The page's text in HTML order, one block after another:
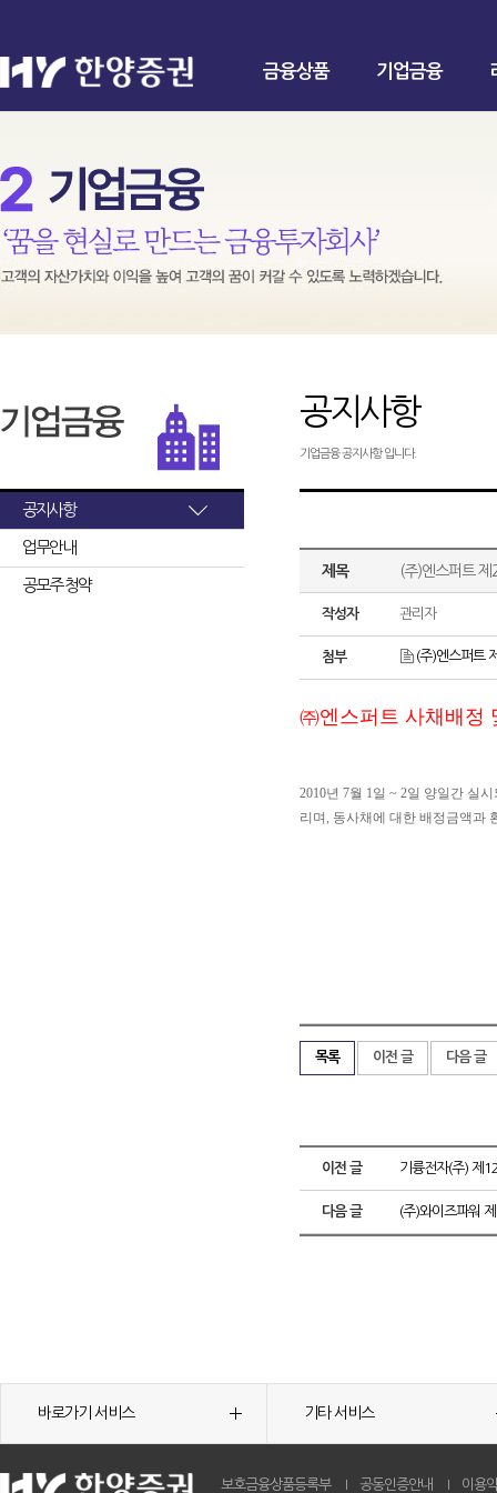
금융상품 기업금융
공지사항
업무안내
공모주 청약
공지사항
기업금융 공지사항 입니다.
제목 (주)엔스퍼트
작성자 관리자
첨부 (주)엔스퍼트
㈜엔스퍼트 사채배정
2010년 7월 1일 ~ 2일 양일간 실
리며, 동사채에 대한 배정금액과
목록 이전 글 다음 글
이전 글 기륭전자(주) 제
다음 글 (주)와이즈파워
바로가기 서비스 기타 서비스
보호금융상품등록부 공동인증안내 이용